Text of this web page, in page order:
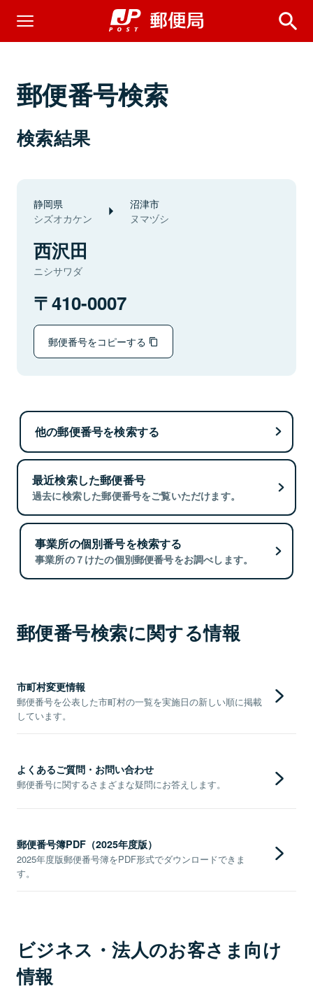
郵便番号検索
検索結果
静岡県
シズオカケン
沼津市
ヌマヅシ
西沢田
ニシサワダ
410-0007
郵便番号をコピーする
他の郵便番号を検索する
最近検索した郵便番号
過去に検索した郵便番号をご覧いただけます。
事業所の個別番号を検索する
事業所の７けたの個別郵便番号をお調べします。
郵便番号検索に関する情報
市町村変更情報
郵便番号を公表した市町村の一覧を実施日の新しい順に掲載
しています。
よくあるご質問・お問い合わせ
郵便番号に関するさまざまな疑問にお答えします。
郵便番号簿PDF（2025年度版）
2025年度版郵便番号簿をPDF形式でダウンロードできま
す。
ビジネス・法人のお客さま向け
情報